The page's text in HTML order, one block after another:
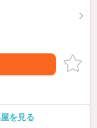
を見る